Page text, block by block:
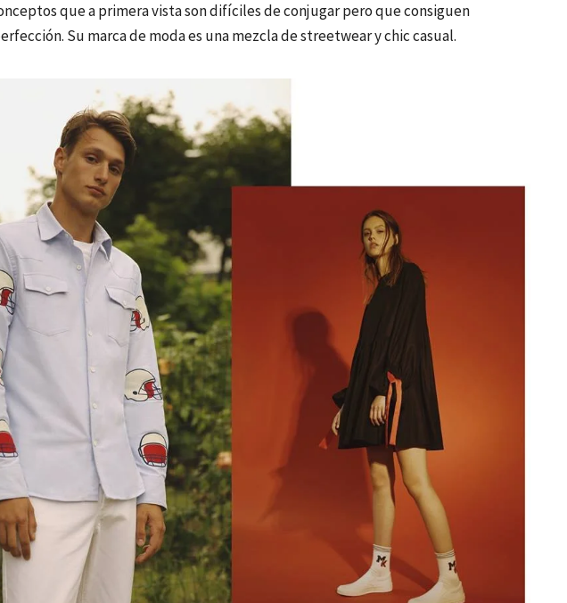
que a primera vista son difíciles de conjugar pero que consiguen
Su marca de moda es una mezcla de streetwear y chic casual.